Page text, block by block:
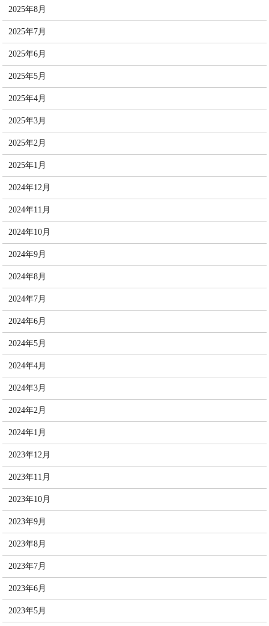
2025年8月
2025年7月
2025年6月
2025年5月
2025年4月
2025年3月
2025年2月
2025年1月
2024年12月
2024年11月
2024年10月
2024年9月
2024年8月
2024年7月
2024年6月
2024年5月
2024年4月
2024年3月
2024年2月
2024年1月
2023年12月
2023年11月
2023年10月
2023年9月
2023年8月
2023年7月
2023年6月
2023年5月